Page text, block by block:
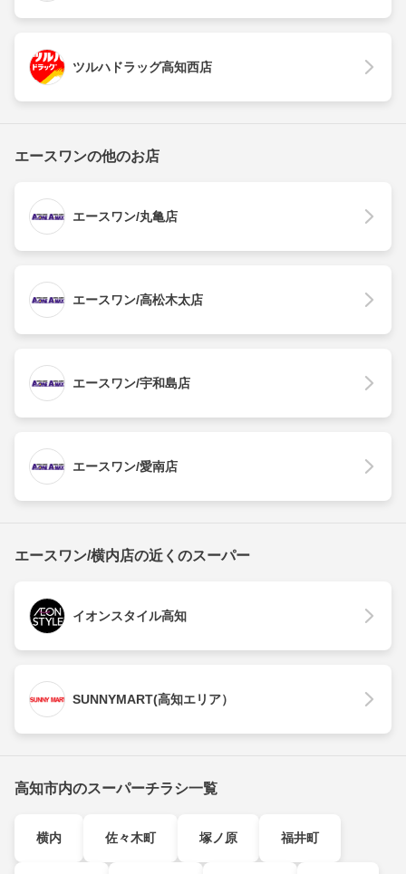
ツルハドラッグ高知西店
エースワンの他のお店
エースワン/丸亀店
エースワン/高松木太店
エースワン/宇和島店
エースワン/愛南店
エースワン/横内店の近くのスーパー
イオンスタイル高知
SUNNYMART(高知エリア）
高知市内のスーパーチラシ一覧
横内 佐々木町 塚ノ原 福井町